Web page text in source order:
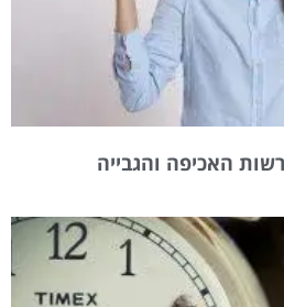
האכיפה והגבייה